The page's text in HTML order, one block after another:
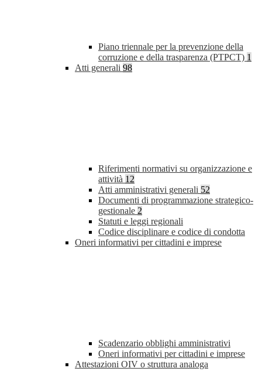
Piano triennale per la prevenzione della
corruzione e della trasparenza (PTPCT) 1
Atti generali 98
Riferimenti normativi su organizzazione e
attività 12
Atti amministrativi generali 52
Documenti di programmazione strategico-
gestionale 2
Statuti e leggi regionali
Codice disciplinare e codice di condotta
Oneri informativi per cittadini e imprese
Scadenzario obblighi amministrativi
Oneri informativi per cittadini e imprese
Attestazioni OIV o struttura analoga